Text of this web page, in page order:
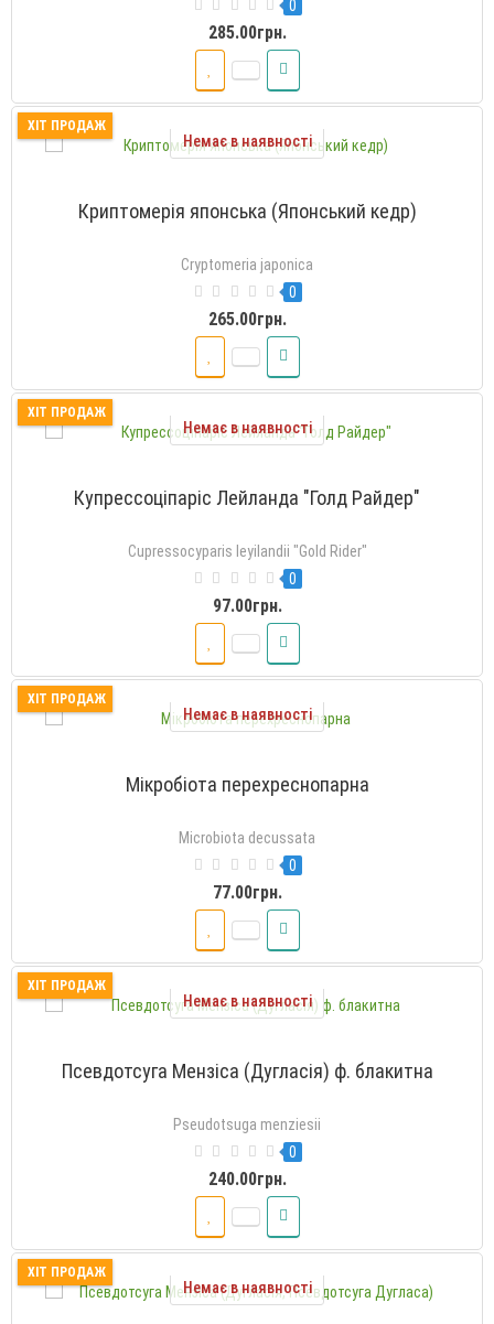
0
285.00грн.
ХІТ ПРОДАЖ
Немає в наявності
Криптомерія японська (Японський кедр)
Cryptomeria japonica
0
265.00грн.
ХІТ ПРОДАЖ
Немає в наявності
Купрессоціпаріс Лейланда "Голд Райдер"
Cupressocyparis leyilandii "Gold Rider"
0
97.00грн.
ХІТ ПРОДАЖ
Немає в наявності
Мікробіота перехреснопарна
Microbiota decussata
0
77.00грн.
ХІТ ПРОДАЖ
Немає в наявності
Псевдотсуга Мензіса (Дугласія) ф. блакитна
Pseudotsuga menziesii
0
240.00грн.
ХІТ ПРОДАЖ
Немає в наявності